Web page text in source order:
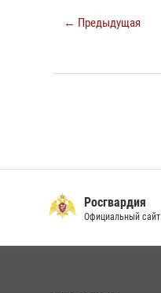
← Предыдущая
Росгвардия
Официальный сайт